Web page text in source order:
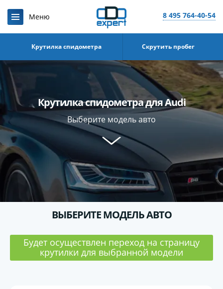
8 495 764-40-54
Крутилка спидометра Скрутить пробег
Крутилка спидометра для Audi
Выберите модель авто
ВЫБЕРИТЕ МОДЕЛЬ АВТО
Будет осуществлен переход на страницу
крутилки для выбранной модели